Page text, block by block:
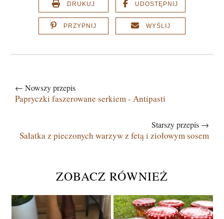
DRUKUJ UDOSTĘPNIJ
PRZYPNIJ WYŚLIJ
← Nowszy przepis
Papryczki faszerowane serkiem - Antipasti
Starszy przepis →
Sałatka z pieczonych warzyw z fetą i ziołowym sosem
ZOBACZ RÓWNIEŻ